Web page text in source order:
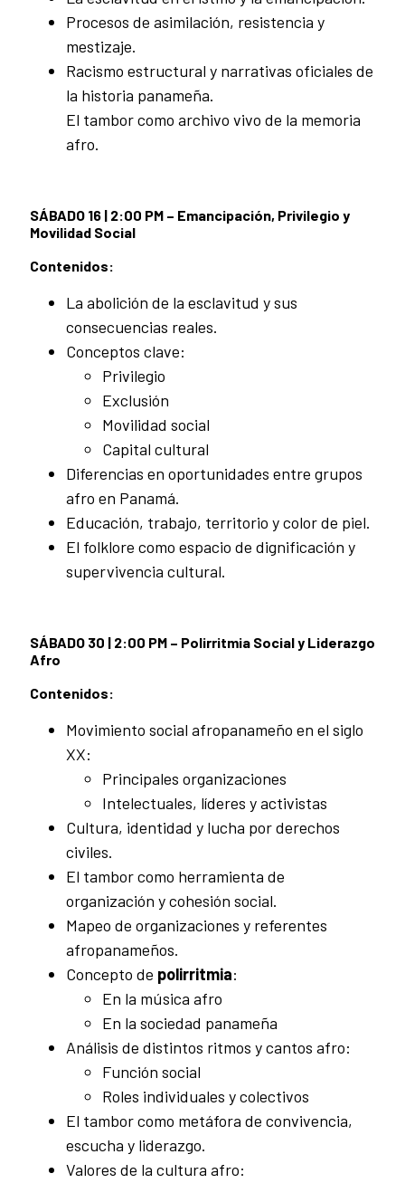
Procesos de asimilación, resistencia y
mestizaje.
Racismo estructural y narrativas oficiales de
la historia panameña.
El tambor como archivo vivo de la memoria
afro.
SÁBADO 16 | 2:00 PM – Emancipación, Privilegio y
Movilidad Social
Contenidos:
La abolición de la esclavitud y sus
consecuencias reales.
Conceptos clave:
Privilegio
Exclusión
Movilidad social
Capital cultural
Diferencias en oportunidades entre grupos
afro en Panamá.
Educación, trabajo, territorio y color de piel.
El folklore como espacio de dignificación y
supervivencia cultural.
SÁBADO 30 | 2:00 PM – Polirritmia Social y Liderazgo
Afro
Contenidos:
Movimiento social afropanameño en el siglo
XX:
Principales organizaciones
Intelectuales, líderes y activistas
Cultura, identidad y lucha por derechos
civiles.
El tambor como herramienta de
organización y cohesión social.
Mapeo de organizaciones y referentes
afropanameños.
Concepto de polirritmia:
En la música afro
En la sociedad panameña
Análisis de distintos ritmos y cantos afro:
Función social
Roles individuales y colectivos
El tambor como metáfora de convivencia,
escucha y liderazgo.
Valores de la cultura afro: